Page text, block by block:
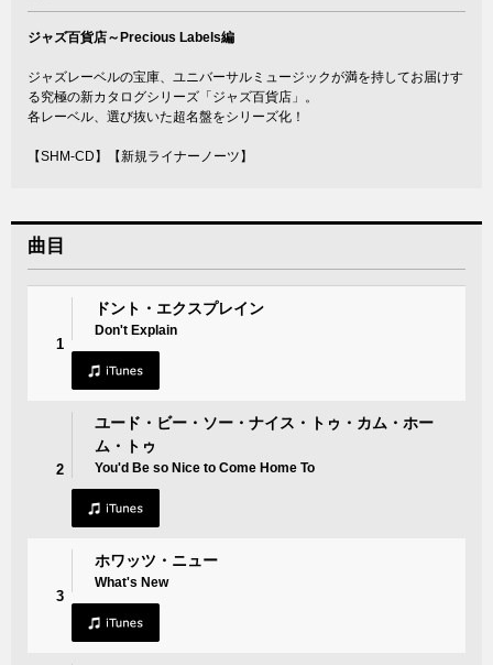
ジャズ百貨店～Precious Labels編
ジャズレーベルの宝庫、ユニバーサルミュージックが満を持してお届けす
る究極の新カタログシリーズ「ジャズ百貨店」。
各レーベル、選び抜いた超名盤をシリーズ化！
【SHM-CD】【新規ライナーノーツ】
曲目
1
ドント・エクスプレイン
Don't Explain
2
ユード・ビー・ソー・ナイス・トゥ・カム・ホー
ム・トゥ
You'd Be so Nice to Come Home To
3
ホワッツ・ニュー
What's New